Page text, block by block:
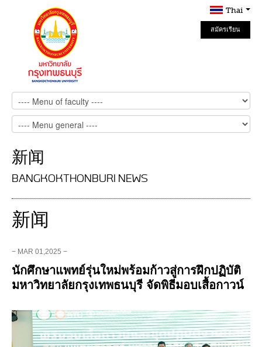
Thai
สมัครเรียน
Online
新闻
BANGKOKTHONBURI NEWS
新闻
− MAR 01,2025 −
นักศึกษาแพทย์รุ่นใหม่พร้อมก้าวสู่การฝึกปฏิบัติ
มหาวิทยาลัยกรุงเทพธนบุรี จัดพิธีมอบเสื้อกาวน์